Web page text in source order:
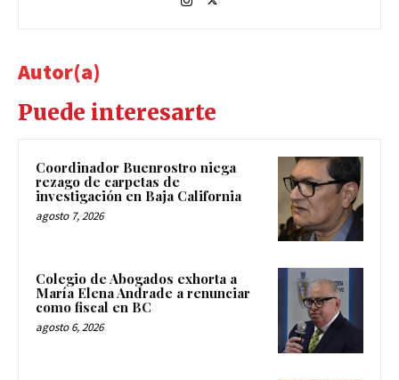
Autor(a)
Puede interesarte
Coordinador Buenrostro niega
rezago de carpetas de
investigación en Baja California
agosto 7, 2026
Colegio de Abogados exhorta a
María Elena Andrade a renunciar
como fiscal en BC
agosto 6, 2026